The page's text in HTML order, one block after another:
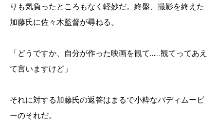
りも気負ったところもなく軽妙だ。終盤、撮影を終えた
加藤氏に佐々木監督が尋ねる。
「どうですか、自分が作った映画を観て……観てってあえ
て言いますけど」
それに対する加藤氏の返答はまるで小粋なバディムービ
ーのそれだ。